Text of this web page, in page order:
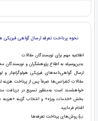
نحوه پرداخت تعرفه ارسال گواهی فیزیکی
اطلاعیه مهم برای نویسندگان مقالات
بدین‌وسیله به اطلاع پژوهشگران و نویسندگان
ارسال گواهی‌نامه‌های فیزیکی هولوگرام‌دار
مقالات کنفرانس‌ها صرفاً پس از پرداخت هزینه
خواهشمند است به‌منظور تسریع در دریافت
بخش «خدمات ویژه» و انتخاب گزینه «هزینه
اقدام فرمایید.
ب) روش‌های پرداخت تعرفه‌ها